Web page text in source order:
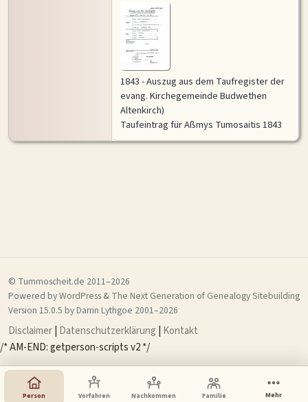
2 Ereignisorte · Andrees Handatlas 1905 + Reisekarte Dt. Reich 1856 (
1843 - Auszug aus dem Taufregister der
evang. Kirchegemeinde Budwethen
Altenkirch)
Taufeintrag für Aßmys Tumosaitis 1843
© Tummoscheit.de 2011–2026
Powered byWordPress & The Next Generation of Genealogy Sitebuilding
Version 15.0.5 by Darrin Lythgoe 2001–2026
Disclaimer| Datenschutzerklärung | Kontakt
/* AM-END: getperson-scripts v2 */
Person Vorfahren Nachkommen Familie Mehr